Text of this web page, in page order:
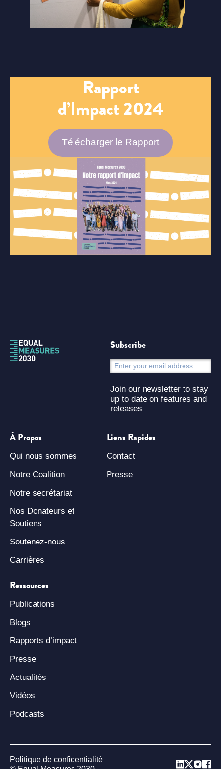
Rapport
d’Impact 2024
Télécharger le Rapport
À Propos
Qui nous sommes
Notre Coalition
Notre secrétariat
Nos Donateurs et
Soutiens
Soutenez-nous
Carrières
Ressources
Publications
Blogs
Rapports d’impact
Presse
Actualités
Vidéos
Podcasts
Liens Rapides
Contact
Presse
Subscribe
Join our newsletter to stay
up to date on features and
releases
Politique de confidentialité